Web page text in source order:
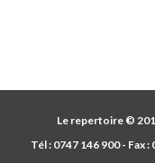
Le repertoire ©
Tél : 0747 146 900- Fax :